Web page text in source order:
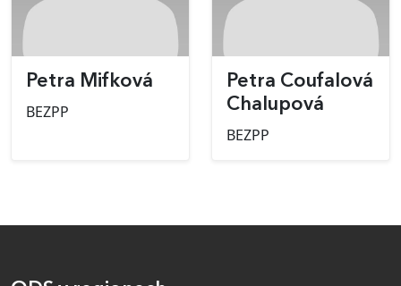
Petra Mifková
BEZPP
Petra Coufalová
Chalupová
BEZPP